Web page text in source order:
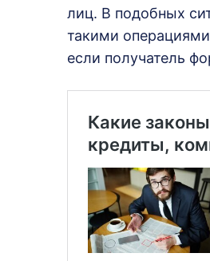
лиц. В подобных
такими
если получатель